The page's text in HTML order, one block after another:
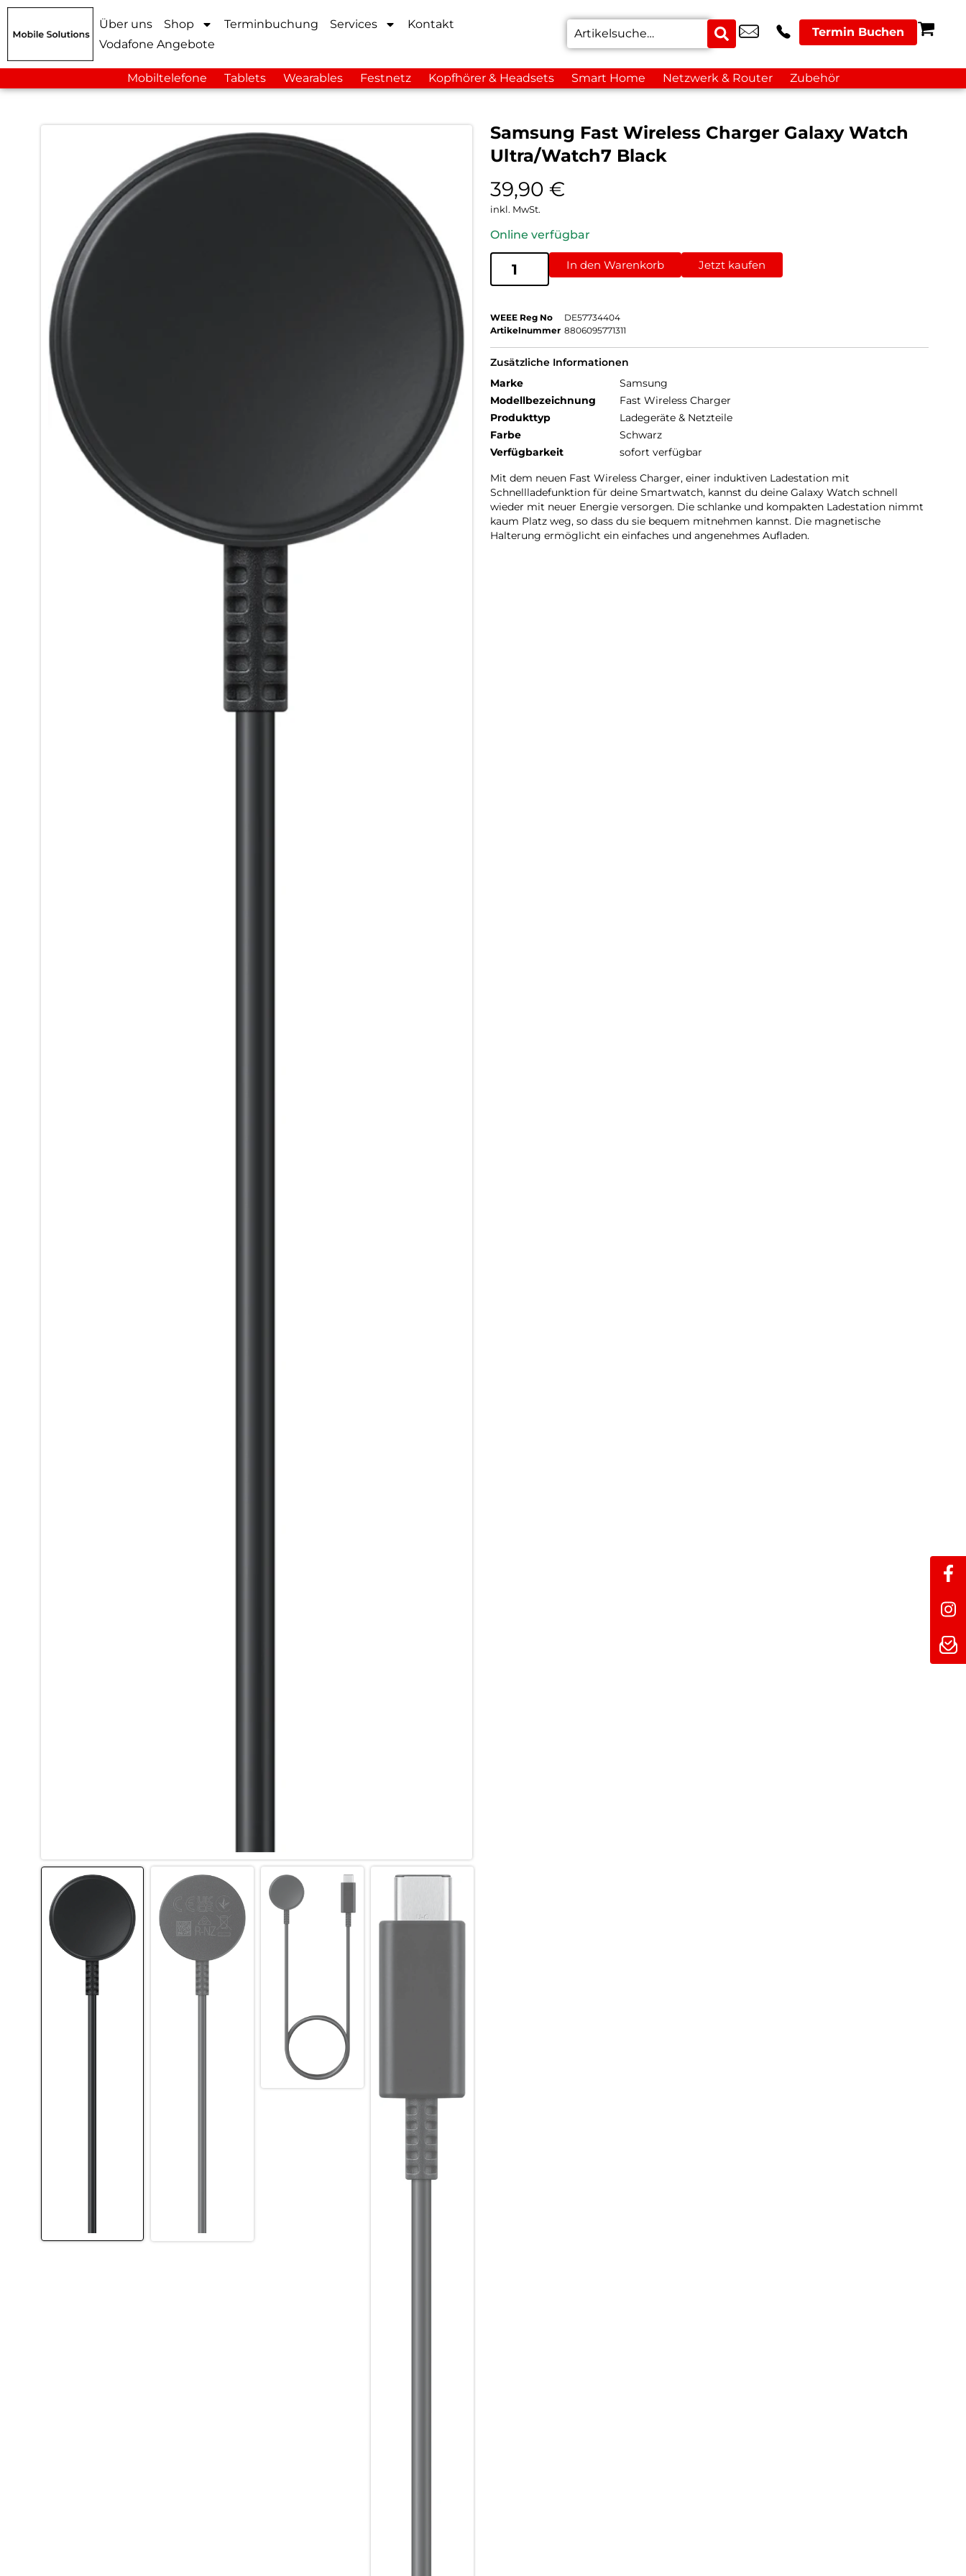
Über uns Shop Terminbuchung Services
Kontakt
Vodafone Angebote
Termin Buchen
Mobiltelefone Tablets Wearables Festnetz Kopfhörer & Headsets Smart Home Netzwerk & Router Zubehör
Samsung Fast Wireless Charger Galaxy Watch
Ultra/Watch7 Black
39,90 €
inkl. MwSt.
Online verfügbar
In den Warenkorb Jetzt kaufen
WEEE Reg No
DE57734404
Artikelnummer 8806095771311
Zusätzliche Informationen
Marke
Samsung
Modellbezeichnung
Fast Wireless Charger
Produkttyp
Ladegeräte & Netzteile
Farbe
Schwarz
Verfügbarkeit
sofort verfügbar
Mit dem neuen Fast Wireless Charger, einer induktiven Ladestation mit
Schnellladefunktion für deine Smartwatch, kannst du deine Galaxy Watch schnell
wieder mit neuer Energie versorgen. Die schlanke und kompakten Ladestation nimmt
kaum Platz weg, so dass du sie bequem mitnehmen kannst. Die magnetische
Halterung ermöglicht ein einfaches und angenehmes Aufladen.